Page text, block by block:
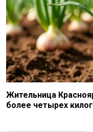
Жительница
более четырех